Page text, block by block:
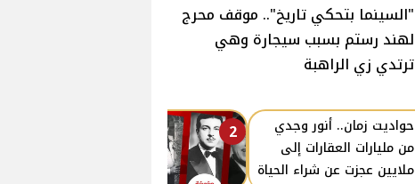
"السينما بتحكي تاريخ".. موقف محرج
لهند رستم بسبب سيجارة وهي
ترتدي زي الراهبة
2
حواديت زمان.. أنور وجدي
من مليارات العقارات إلى
ملايين عجزت عن شراء الحياة